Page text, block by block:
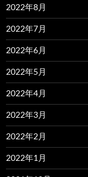
2022年8月
2022年7月
2022年6月
2022年5月
2022年4月
2022年3月
2022年2月
2022年1月